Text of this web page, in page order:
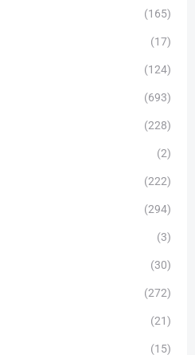
(165)
(17)
(124)
(693)
(228)
(2)
(222)
(294)
(3)
(30)
(272)
(21)
(15)